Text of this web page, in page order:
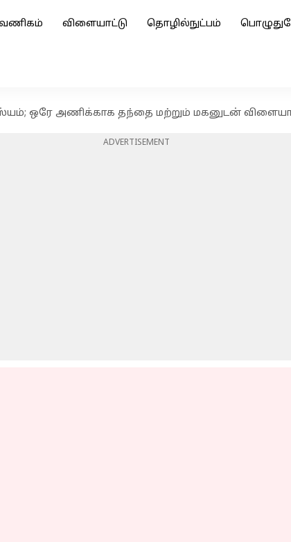
விளையாட்டு தொழில்நுட்பம்
ஒரே அணிக்காக தந்தை மற்றும் மகனுடன்
ADVERTISEMENT